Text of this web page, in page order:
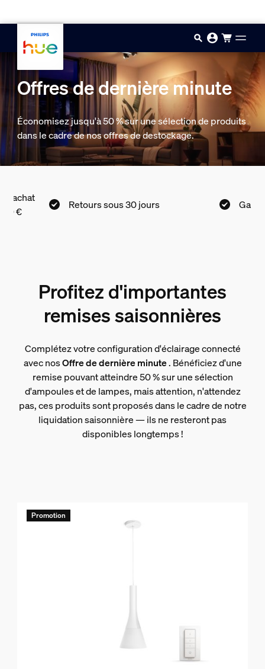
Offres de dernière minute
Économisez jusqu'à 50 % sur une sélection de produits
dans le cadre de nos offres de destockage.
sous 30 jours Garantie de 2 ans
Profitez d'importantes
remises saisonnières
Complétez votre configuration d'éclairage connecté
avec nosOffre de dernière minute. Bénéficiez d'une
remise pouvant atteindre 50 % sur une sélection
d'ampoules et de lampes, mais attention, n'attendez
pas, ces produits sont proposés dans le cadre de notre
liquidation saisonnière — ils ne resteront pas
disponibles longtemps !
Promotion